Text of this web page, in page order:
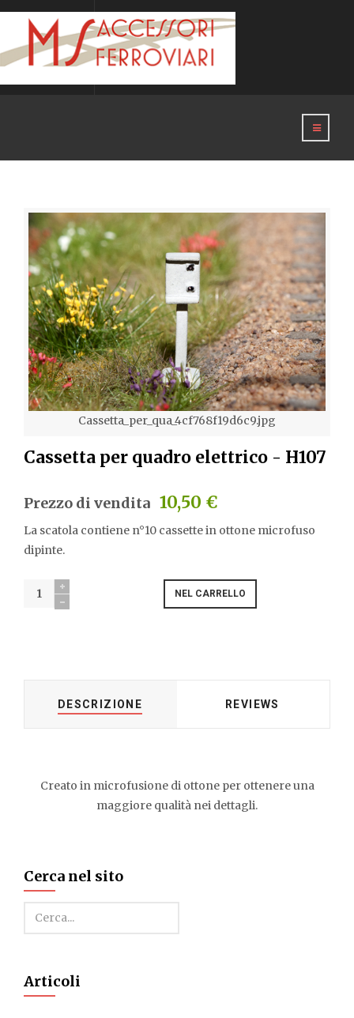
Cassetta_per_qua_4cf768f19d6c9.jpg
Cassetta per quadro elettrico - H107
Prezzo di vendita 10,50 €
La scatola contiene n°10 cassette in ottone microfuso
dipinte.
DESCRIZIONE REVIEWS
Creato in microfusione di ottone per ottenere una
maggiore qualità nei dettagli.
Cerca nel sito
Cerca
Articoli